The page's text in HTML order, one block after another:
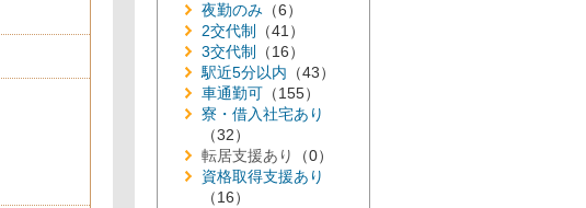
夜勤のみ （6）
2交代制
（41）
3交代制
（16）
駅近5分以内 （43）
車通勤可 （155）
寮・借入社宅あり
（32）
転居支援あり
（0）
資格取得支援あり
（16）